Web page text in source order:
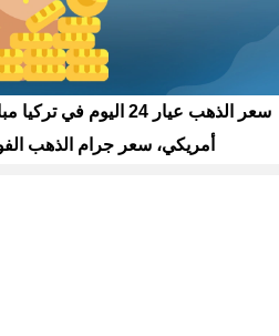
سعر الذهب عيار 24
أمريكي، سعر جرام الذهب